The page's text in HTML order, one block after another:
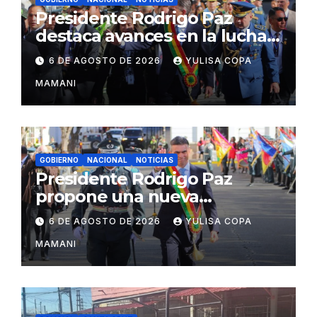
Presidente Rodrigo Paz
destaca avances en la lucha
contra el narcotráfico
6 DE AGOSTO DE 2026 YULISA COPA
MAMANI
GOBIERNO NACIONAL NOTICIAS
Presidente Rodrigo Paz
propone una nueva
gobernabilidad basada en
acuerdos institucionales
6 DE AGOSTO DE 2026 YULISA COPA
MAMANI